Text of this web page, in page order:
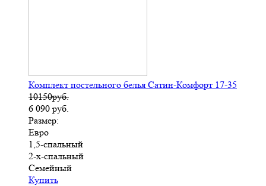
Комплект постельного белья Сатин-Комфорт 17-35
10150руб.
6 090 руб.
Размер:
Евро
1,5-спальный
2-х-спальный
Семейный
Купить